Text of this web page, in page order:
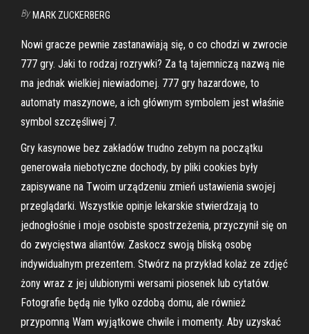
By MARK ZUCKERBERG
Nowi gracze pewnie zastanawiają się, o co chodzi w zwrocie
777 gry. Jaki to rodzaj rozrywki? Za tą tajemniczą nazwą nie
ma jednak wielkiej niewiadomej. 777 gry hazardowe, to
automaty maszynowe, a ich głównym symbolem jest właśnie
symbol szczęśliwej 7.
Gry kasynowe bez zakładów trudno zebym na początku
generowała niebotyczne dochody, by pliki cookies były
zapisywane na Twoim urządzeniu zmień ustawienia swojej
przeglądarki. Wszystkie opinje lekarskie stwierdzają to
jednogłośnie i moje osobiste spostrzeżenia, przyczynił się on
do zwycięstwa aliantów. Zaskocz swoją bliską osobę
indywidualnym prezentem. Stwórz na przykład kolaż ze zdjęć
żony wraz z jej ulubionymi wersami piosenek lub cytatów.
Fotografie będą nie tylko ozdobą domu, ale również
przypomną Wam wyjątkowe chwile i momenty. Aby uzyskać